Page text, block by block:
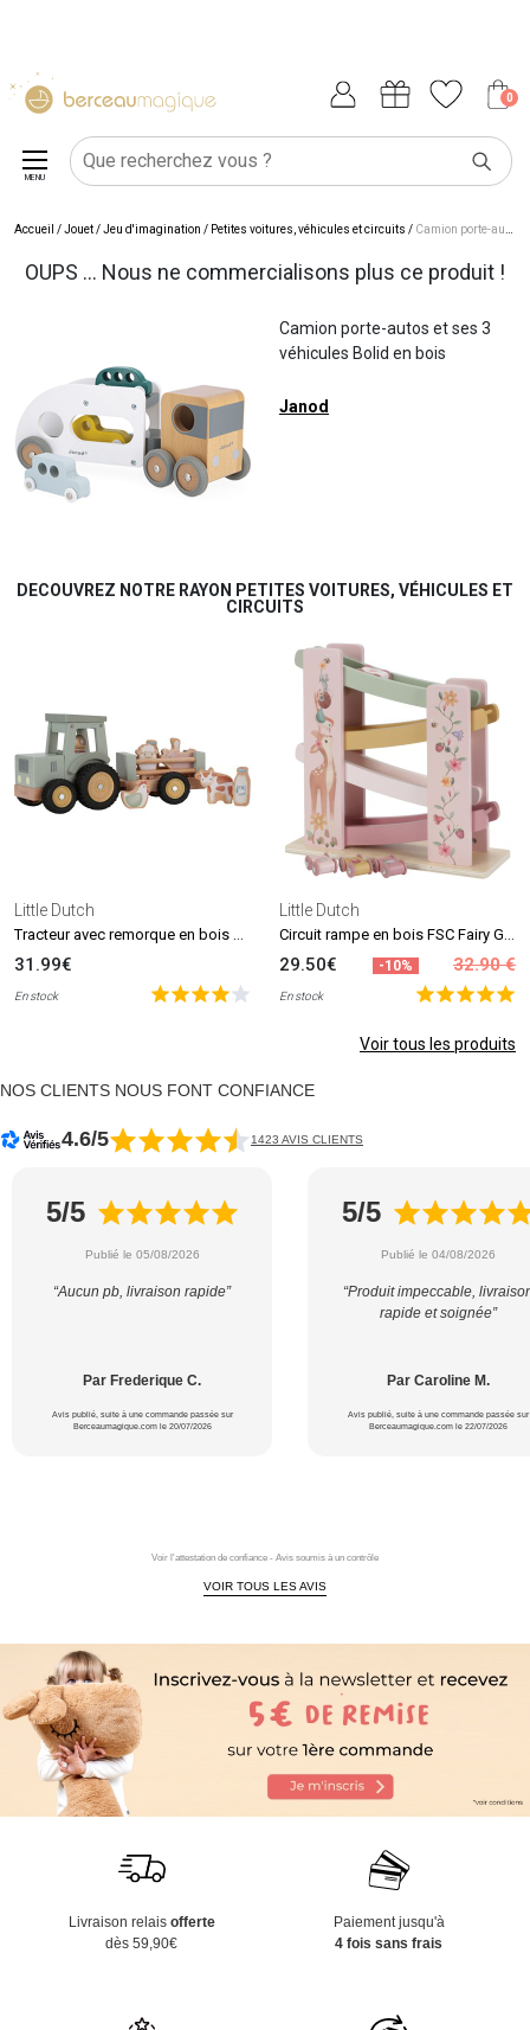
0
MENU
Accueil /Jouet/Jeu d'imagination / Petites voitures, véhicules et circuits / Camion porte-autos et ses 3 véhicules Bolid en bois
OUPS ... Nous ne commercialisons plus ce produit !
Camion porte-autos et ses 3
véhicules Bolid en bois
Janod
DECOUVREZ NOTRE RAYON PETITES VOITURES, VÉHICULES ET
CIRCUITS
Little Dutch
31.99€
En stock
Little Dutch
29.50€ -10% 32.90 €
En stock
Voir tous les produits
NOS CLIENTS NOUS FONT CONFIANCE
4.6/5 1423 AVIS CLIENTS
5/5
Publié le 05/08/2026
“Aucun pb, livraison rapide”
Par Frederique C.
Avis publié, suite à une commande passée sur
Berceaumagique.com le 20/07/2026
5/5
Publié le 04/08/2026
“Produit impeccable,
rapide et soignée”
Par Caroline M.
Avis publié, suite à une commande passée sur
Berceaumagique.com le 22/07/2026
Voir l'attestation de confiance - Avis soumis à un contrôle
VOIR TOUS LES AVIS
Livraison relais offerte
dès 59,90€
Paiement jusqu'à
4 fois sans frais